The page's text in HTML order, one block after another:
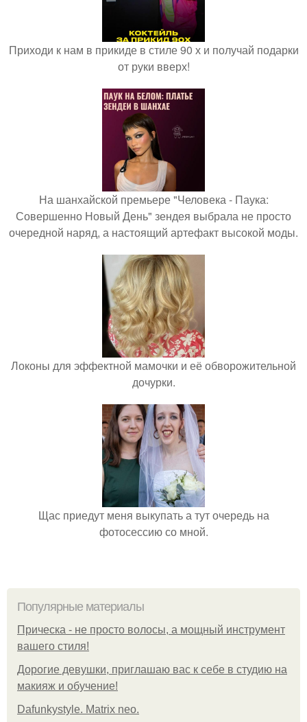
Приходи к нам в прикиде в стиле 90 х и получай подарки
от руки вверх!
На шанхайской премьере "Человека - Паука:
Совершенно Новый День" зендея выбрала не просто
очередной наряд, а настоящий артефакт высокой моды.
Локоны для эффектной мамочки и её обворожительной
дочурки.
Щас приедут меня выкупать а тут очередь на
фотосессию со мной.
Популярные материалы
Прическа - не просто волосы, а мощный инструмент
вашего стиля!
Дорогие девушки, приглашаю вас к себе в студию на
макияж и обучение!
Dafunkystyle. Matrix neo.